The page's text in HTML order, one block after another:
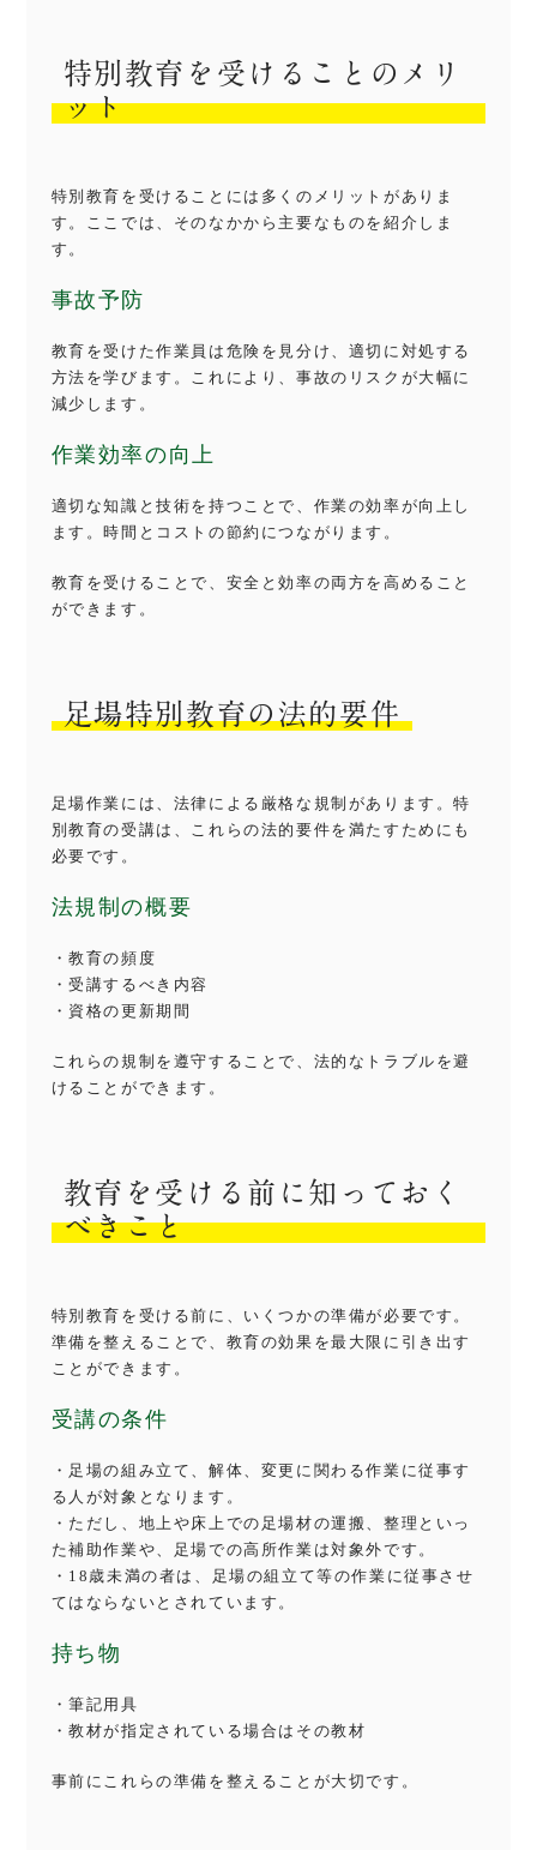
特別教育を受けることのメリ
ット
特別教育を受けることには多くのメリットがありま
す。ここでは、そのなかから主要なものを紹介しま
す。
事故予防
教育を受けた作業員は危険を見分け、適切に対処する
方法を学びます。これにより、事故のリスクが大幅に
減少します。
作業効率の向上
適切な知識と技術を持つことで、作業の効率が向上し
ます。時間とコストの節約につながります。
教育を受けることで、安全と効率の両方を高めること
ができます。
足場特別教育の法的要件
足場作業には、法律による厳格な規制があります。特
別教育の受講は、これらの法的要件を満たすためにも
必要です。
法規制の概要
・教育の頻度
・受講するべき内容
・資格の更新期間
これらの規制を遵守することで、法的なトラブルを避
けることができます。
教育を受ける前に知っておく
べきこと
特別教育を受ける前に、いくつかの準備が必要です。
準備を整えることで、教育の効果を最大限に引き出す
ことができます。
受講の条件
・足場の組み立て、解体、変更に関わる作業に従事す
る人が対象となります。
・ただし、地上や床上での足場材の運搬、整理といっ
た補助作業や、足場での高所作業は対象外です。
・18歳未満の者は、足場の組立て等の作業に従事させ
てはならないとされています。
持ち物
・筆記用具
・教材が指定されている場合はその教材
事前にこれらの準備を整えることが大切です。